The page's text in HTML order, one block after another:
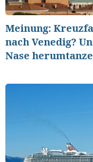
Meinung:
nach Venedig?
Nase